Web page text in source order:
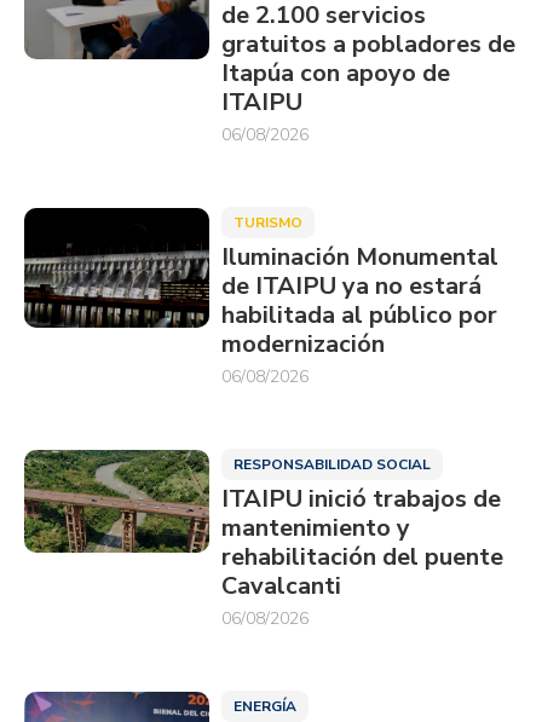
de 2.100 servicios
gratuitos a pobladores de
Itapúa con apoyo de
ITAIPU
06/08/2026
TURISMO
Iluminación Monumental
de ITAIPU ya no estará
habilitada al público por
modernización
06/08/2026
RESPONSABILIDAD SOCIAL
ITAIPU inició trabajos de
mantenimiento y
rehabilitación del puente
Cavalcanti
06/08/2026
ENERGÍA